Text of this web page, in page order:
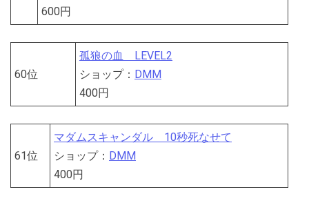
600円
60位
孤狼の血 LEVEL2
ショップ： DMM
400円
61位
マダムスキャンダル 10秒死なせて
ショップ： DMM
400円